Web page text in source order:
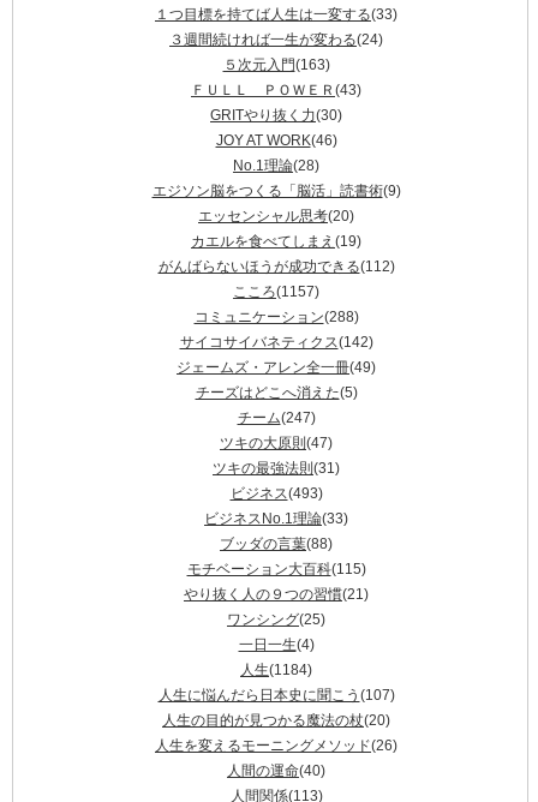
１つ目標を持てば人生は一変する(33)
３週間続ければ一生が変わる(24)
５次元入門(163)
ＦＵＬＬ ＰＯＷＥＲ (43)
GRITやり抜く力(30)
JOY AT WORK(46)
No.1理論(28)
エジソン脳をつくる「脳活」読書術(9)
エッセンシャル思考(20)
カエルを食べてしまえ (19)
がんばらないほうが成功できる(112)
こころ(1157)
コミュニケーション(288)
サイコサイバネティクス(142)
ジェームズ・アレン全一冊(49)
チーズはどこへ消えた(5)
チーム(247)
ツキの大原則 (47)
ツキの最強法則 (31)
ビジネス(493)
ビジネスNo.1理論(33)
ブッダの言葉(88)
モチベーション大百科(115)
やり抜く人の９つの習慣(21)
ワンシング(25)
一日一生(4)
人生(1184)
人生に悩んだら日本史に聞こう (107)
人生の目的が見つかる魔法の杖(20)
人生を変えるモーニングメソッド(26)
人間の運命(40)
人間関係(113)